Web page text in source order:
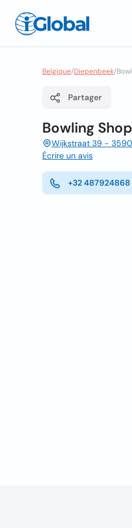
Belgique/Diepenbeek/
Partager
Bowling
Wijkstraat 39 -
Écrire un avis
+32 487924868